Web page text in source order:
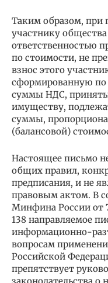
Таким образом, при
участнику
ответственностью
по стоимости, не
взнос этого
сформированную по
суммы НДС,
имуществу,
суммы,
(балансовой)
Настоящее письмо
общих правил,
предписания, и не
правовым актом. В
Минфина России от
138 направляемое
информационно-
вопросам
Российской
препятствует